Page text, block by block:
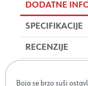
DODATNE
SPECIFIKACIJE
RECENZIJE
Boja se brzo suši